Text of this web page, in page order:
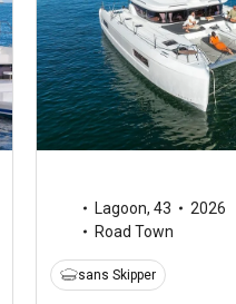
Lagoon,43
2026
Road Town
sans Skipper